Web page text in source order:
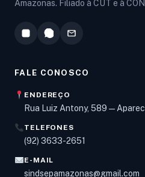
Amazonas. Filiado à CUT e à
FALE CONOSCO
ENDEREÇO
Rua Luiz Antony, 589 —
TELEFONES
(92) 3633-2651
E-MAIL
sindsepamazonas@gmail.com
Olá! Digite um assunto e